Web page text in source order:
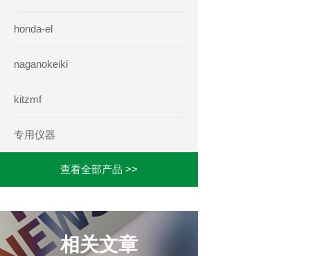
honda-el
naganokeiki
kitzmf
专用仪器
查看全部产品 >>
相关文章